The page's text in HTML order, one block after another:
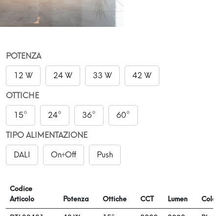
POTENZA
12 W 24 W 33 W 42 W
OTTICHE
15° 24° 36° 60°
TIPO ALIMENTAZIONE
DALI On÷Off Push
Codice
Articolo
Potenza Ottiche CCT Lumen